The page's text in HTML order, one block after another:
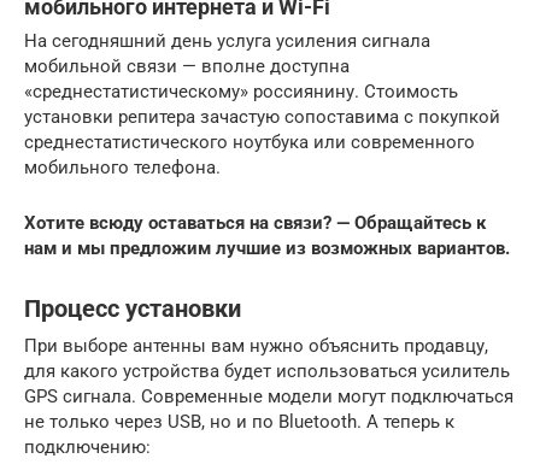
мобильного интернета и Wi-Fi
На сегодняшний день услуга усиления сигнала
мобильной связи — вполне доступна
«среднестатистическому» россиянину. Стоимость
установки репитера зачастую сопоставима с покупкой
среднестатистического ноутбука или современного
мобильного телефона.
Хотите всюду оставаться на связи? — Обращайтесь к
нам и мы предложим лучшие из возможных вариантов.
Процесс установки
При выборе антенны вам нужно объяснить продавцу,
для какого устройства будет использоваться усилитель
GPS сигнала. Современные модели могут подключаться
не только через USB, но и по Bluetooth. А теперь к
подключению: